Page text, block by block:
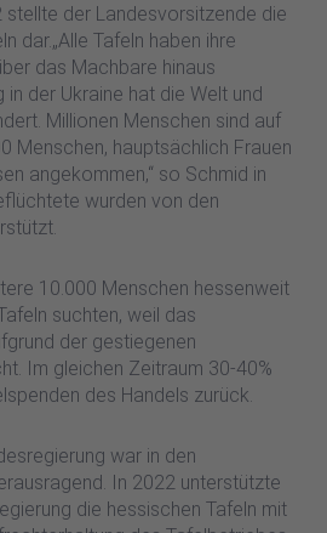
stellte der Landesvorsitzende die
dar.„Alle Tafeln haben ihre
das Machbare hinaus
in der Ukraine hat die Welt und
Millionen Menschen sind auf
Menschen, hauptsächlich Frauen
angekommen,“ so Schmid in
wurden von den
10.000 Menschen hessenweit
suchten, weil das
der gestiegenen
Im gleichen Zeitraum 30-40%
des Handels zurück.
war in den
In 2022 unterstützte
die hessischen Tafeln mit